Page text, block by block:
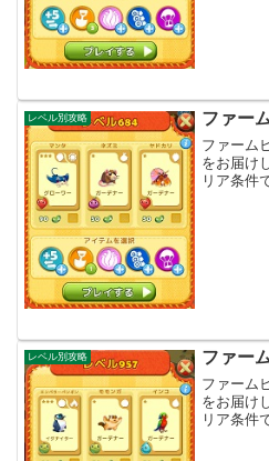
レベル別攻略 ファー
ファーム
をお届け
リア条件
レベル別攻略 ファー
ファーム
をお届け
リア条件